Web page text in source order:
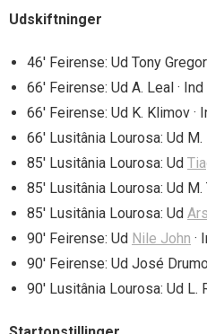
Udskiftninger
46′ Feirense: Ud Tony
66′ Feirense: Ud A. Leal ·
66′ Feirense: Ud K. Klimov ·
66′ Lusitânia Lourosa: Ud
85′ Lusitânia Lourosa: Ud
85′ Lusitânia Lourosa: Ud
85′ Lusitânia Lourosa: Ud
90′ Feirense: Ud Nile John ·
90′ Feirense: Ud José
90′ Lusitânia Lourosa: Ud L.